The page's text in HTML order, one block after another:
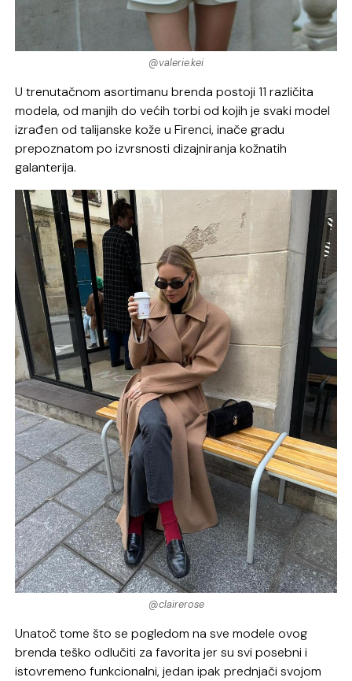
@valerie.kei
U trenutačnom asortimanu brenda postoji 11 različita
modela, od manjih do većih torbi od kojih je svaki model
izrađen od talijanske kože u Firenci, inače gradu
prepoznatom po izvrsnosti dizajniranja kožnatih
galanterija.
@clairerose
Unatoč tome što se pogledom na sve modele ovog
brenda teško odlučiti za favorita jer su svi posebni i
istovremeno funkcionalni, jedan ipak prednjači svojom